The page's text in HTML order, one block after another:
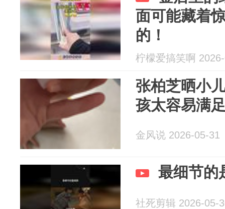
面可能藏着
的！
柠檬爱搞笑啊
张柏芝晒小
孩太容易满
金风说 2026-05-31
最细节的
社死剪辑 2026-05-